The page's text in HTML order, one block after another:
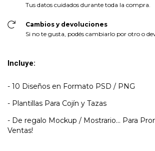
Tus datos cuidados durante toda la compra.
Cambios y devoluciones
Si no te gusta, podés cambiarlo por otro o
Incluye:
- 10 Diseños en Formato PSD / PNG
- Plantillas Para Cojín y Tazas
- De regalo Mockup / Mostrario... Para
Ventas!